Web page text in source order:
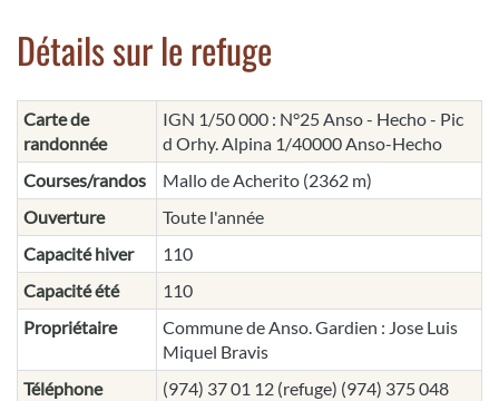
Détails sur le refuge
Carte de
randonnée
IGN 1/50 000 : N°25 Anso - Hecho - Pic
d Orhy. Alpina 1/40000 Anso-Hecho
Courses/randos
Mallo de Acherito (2362 m)
Ouverture
Toute l'année
Capacité hiver
110
Capacité été
110
Propriétaire
Commune de Anso. Gardien : Jose Luis
Miquel Bravis
Téléphone
(974) 37 01 12 (refuge) (974) 375 048